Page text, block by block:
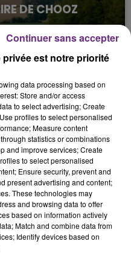
DE CHOOZ
que la centrale
l'arrêt. Une situation
qui est toujours
REIMS FERME
du centre-ville
est contraint de
est notre priorité
data processing based on
Store and/or access
to select advertising; Create
profiles to select personalised
Measure content
statistics or combinations
and improve services; Create
to select personalised
Ensure security, prevent and
present advertising and content;
These technologies may
and browsing data to offer
based on information actively
Match and combine data from
Identify devices based on
Continuer sans accepter